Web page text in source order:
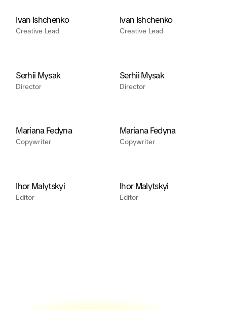
Ivan Ishchenko
Creative Lead
Serhii Mysak
Director
Mariana Fedyna
Copywriter
Ihor Malytskyi
Editor
Ivan Ishchenko
Creative Lead
Serhii Mysak
Director
Mariana Fedyna
Copywriter
Ihor Malytskyi
Editor